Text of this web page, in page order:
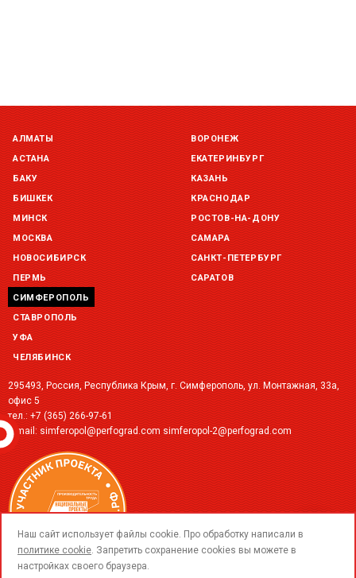
АЛМАТЫ
АСТАНА
БАКУ
БИШКЕК
ВОРОНЕЖ
ЕКАТЕРИНБУРГ
КАЗАНЬ
КРАСНОДАР
МИНСК
МОСКВА
НОВОСИБИРСК
ПЕРМЬ
РОСТОВ-НА-ДОНУ
САМАРА
САНКТ-ПЕТЕРБУРГ
САРАТОВ
СИМФЕРОПОЛЬ
СТАВРОПОЛЬ
УФА
ЧЕЛЯБИНСК
295493, Россия, Республика Крым, г. Симферополь, ул. Монтажная, 33а,
офис 5
тел.:+7 (365) 266-97-61‬
e-mail:simferopol@perfograd.com simferopol-2@perfograd.com
call
Наш сайт использует файлы cookie. Про обработку написали в
политике cookie. Запретить сохранение cookies вы можете в
настройках своего браузера.